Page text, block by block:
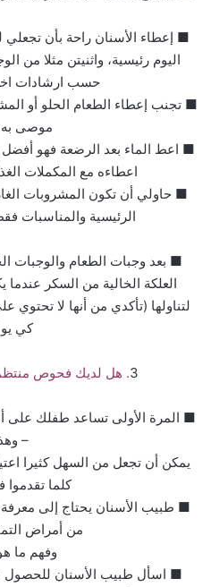
■ إعطاء الأسنان راحة بأن
اليوم رئيسية، واثنيتن مثلا من
حسب ارشادات
■ تجنب إعطاء الطعام الحلو أو
موصى به
■ اعط الماء بعد الرضعة فهو
اعطاءه مع المكملات
■ حاولي أن تكون المشروبات
الرئيسية
■ بعد وجبات الطعام والوجبات
العلكة الخالية من السكر
لتناولها (تأكدي من أنها لا تحتوي
كي
3. هل لديك فحوص
■ المرة الأولى تساعد طفلك على
–
يمكن أن تجعل من السهل كثيرا
كلما
■ طبيب الأسنان يحتاج إلى
من أمراض
وفهم ما
■ اسأل طبيب الأسنان للحصول